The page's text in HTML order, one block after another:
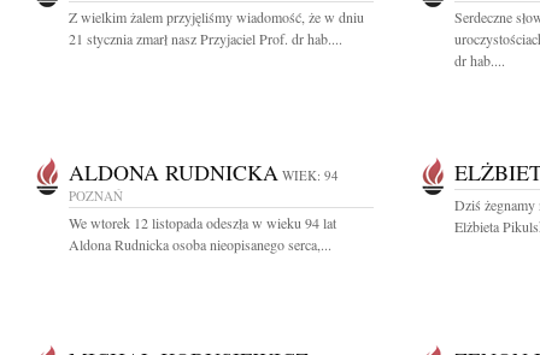
Z wielkim żalem przyjęliśmy wiadomość, że w dniu
21 stycznia zmarł nasz Przyjaciel Prof. dr hab....
Serdeczne
dr hab....
ALDONA RUDNICKA WIEK: 94
POZNAŃ
We wtorek 12 listopada odeszła w wieku 94 lat
Aldona Rudnicka osoba nieopisanego serca,...
Dziś żegnamy
Elżbieta